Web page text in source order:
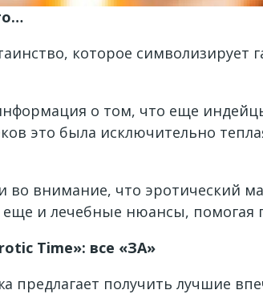
которое
о том, что еще
это была исключительно
во внимание, что эротический
и лечебные нюансы, помогая
Time»: все «ЗА»
предлагает получить лучшие